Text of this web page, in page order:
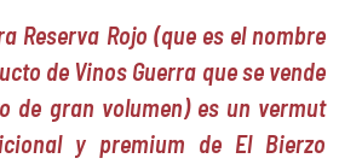
Reserva Rojo (que es el nombre
de Vinos Guerra que se vende
de gran volumen) es un vermut
y premium de El Bierzo